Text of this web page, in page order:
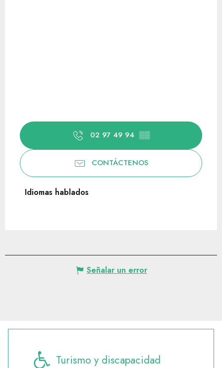
02 97 49 94 ▒▒
CONTÁCTENOS
Idiomas hablados
Idiomas hablados
Señalar un error
Turismo y discapacidad